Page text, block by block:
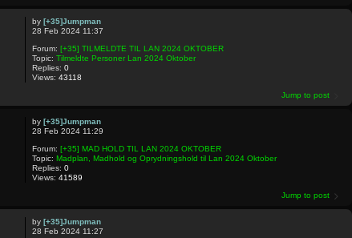
by [+35]Jumpman
28 Feb 2024 11:37
Forum: [+35] TILMELDTE TIL LAN 2024 OKTOBER
Topic: Tilmeldte Personer Lan 2024 Oktober
Replies: 0
Views: 43118
Jump to post
by [+35]Jumpman
28 Feb 2024 11:29
Forum: [+35] MAD HOLD TIL LAN 2024 OKTOBER
Topic: Madplan, Madhold og Oprydningshold til Lan 2024 Oktober
Replies: 0
Views: 41589
Jump to post
by [+35]Jumpman
28 Feb 2024 11:27